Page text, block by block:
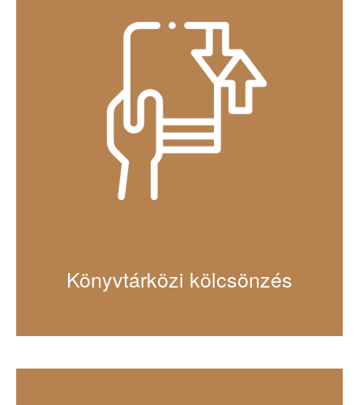
Könyvtárközi kölcsönzés